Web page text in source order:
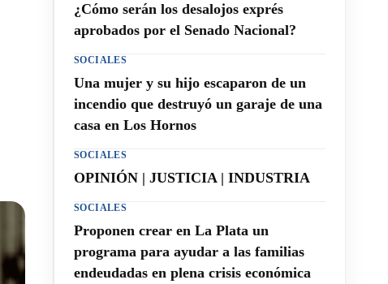
¿Cómo serán los desalojos exprés
aprobados por el Senado Nacional?
SOCIALES
Una mujer y su hijo escaparon de un
incendio que destruyó un garaje de una
casa en Los Hornos
SOCIALES
OPINIÓN | JUSTICIA | INDUSTRIA
SOCIALES
Proponen crear en La Plata un
programa para ayudar a las familias
endeudadas en plena crisis económica